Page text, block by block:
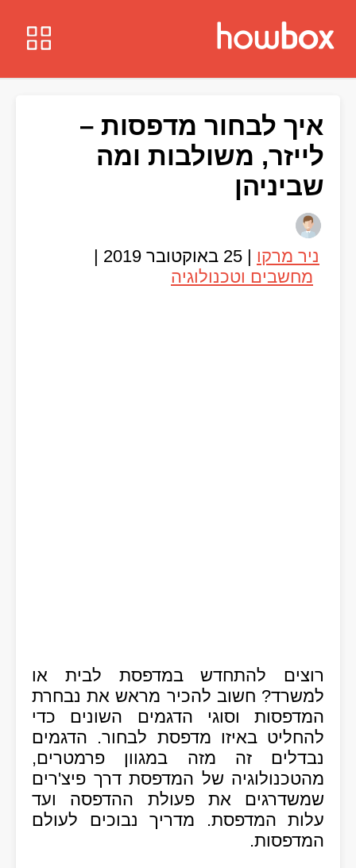
איך לבחור מדפסות –
לייזר, משולבות ומה
שביניהן
ניר מרקו | 25 באוקטובר 2019
|
מחשבים וטכנולוגיה
רוצים להתחדש במדפסת לבית או
למשרד? חשוב להכיר מראש את נבחרת
המדפסות וסוגי הדגמים השונים כדי
להחליט באיזו מדפסת לבחור. הדגמים
נבדלים זה מזה במגוון פרמטרים,
מהטכנולוגיה של המדפסת דרך פיצ'רים
שמשדרגים את פעולת ההדפסה ועד
עלות המדפסת. מדריך נבוכים לעולם
המדפסות.